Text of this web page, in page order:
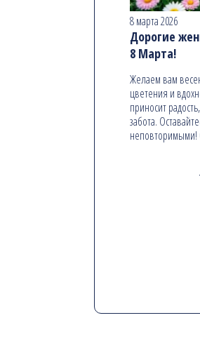
8 марта 2026
Дорогие
8 Марта!
Желаем вам
цветения и
приносит
забота.
неповторимыми!